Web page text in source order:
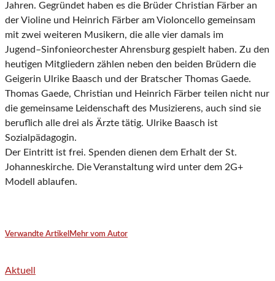
Jahren. Gegründet haben es die Brüder Christian Färber an
der Violine und Heinrich Färber am Violoncello gemeinsam
mit zwei weiteren Musikern, die alle vier damals im
Jugend–Sinfonieorchester Ahrensburg gespielt haben. Zu den
heutigen Mitgliedern zählen neben den beiden Brüdern die
Geigerin Ulrike Baasch und der Bratscher Thomas Gaede.
Thomas Gaede, Christian und Heinrich Färber teilen nicht nur
die gemeinsame Leidenschaft des Musizierens, auch sind sie
beruflich alle drei als Ärzte tätig. Ulrike Baasch ist
Sozialpädagogin.
Der Eintritt ist frei. Spenden dienen dem Erhalt der St.
Johanneskirche. Die Veranstaltung wird unter dem 2G+
Modell ablaufen.
Verwandte Artikel Mehr vom Autor
Aktuell